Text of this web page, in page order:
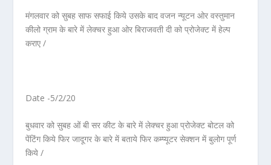
मंगलवार को सुबह साफ सफाई किये उसके बाद वजन न्यूटन ओर वस्तुमान
कीलो ग्राम के बारे में लेक्चर हुआ ओर बिराजवती दी को प्रोजेक्ट में हेल्प
कराए /
Date -5/2/20
बुधवार को सुबह ओं बी सर कीट के बारे में लेक्चर हुआ प्रोजेक्ट बोटल को
पेंटिंग किये फिर जादूगर के बारे में बताये फिर कम्प्यूटर सेक्शन में बुलोग पूर्ण
किये /